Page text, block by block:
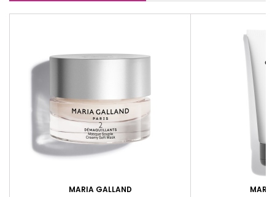
MARIA GALLAND